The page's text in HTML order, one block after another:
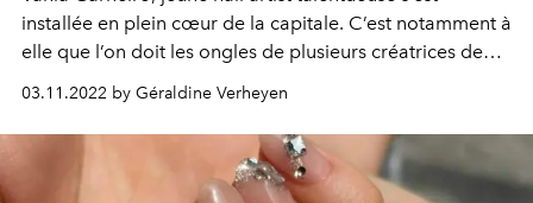
installée en plein cœur de la capitale. C’est notamment à
elle que l’on doit les ongles de plusieurs créatrices de
mode belge, mais aussi l’ouverture de cette pratique aux
03.11.2022 by Géraldine Verheyen